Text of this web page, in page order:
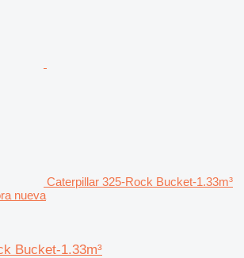
Caterpillar 325-Rock Bucket-1.33m³
nueva
Bucket-1.33m³